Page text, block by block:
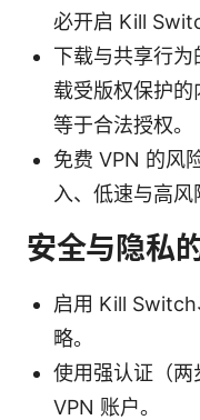
必开启 Kill
下载与共享行
载受版权保护
等于合法授权。
免费 VPN 的风
入、低速与高风
安全与隐私
启用 Kill Switch
略。
使用强认证（两
VPN 账户。